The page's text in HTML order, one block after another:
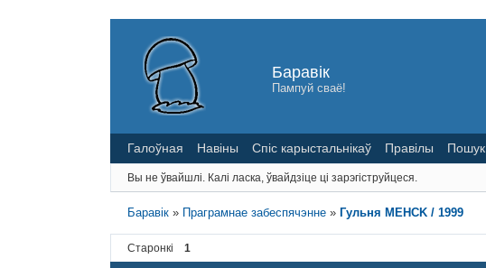
Баравік
Пампуй сваё!
Галоўная Навіны Спіс карыстальнікаў Правілы Пошук
Вы не ўвайшлі. Калі ласка, ўвайдзіце ці зарэгіструйцеся.
Баравік » Праграмнае забеспячэнне » Гульня MEHCK / 1999
Старонкі 1